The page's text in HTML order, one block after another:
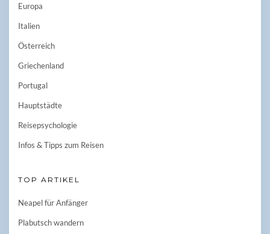
Europa
Italien
Österreich
Griechenland
Portugal
Hauptstädte
Reisepsychologie
Infos & Tipps zum Reisen
TOP ARTIKEL
Neapel für Anfänger
Plabutsch wandern